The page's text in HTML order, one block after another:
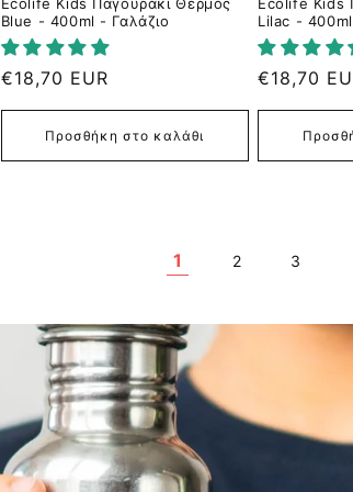
Ecolife Kids Παγουράκι Θερμός
Blue - 400ml - Γαλάζιο
Κανονική
τιμή
€18,70 EUR
Προσθήκη στο καλάθι
Ecolife Kids
Lilac -
Κανονική
τιμή
€18,70
1 2 3